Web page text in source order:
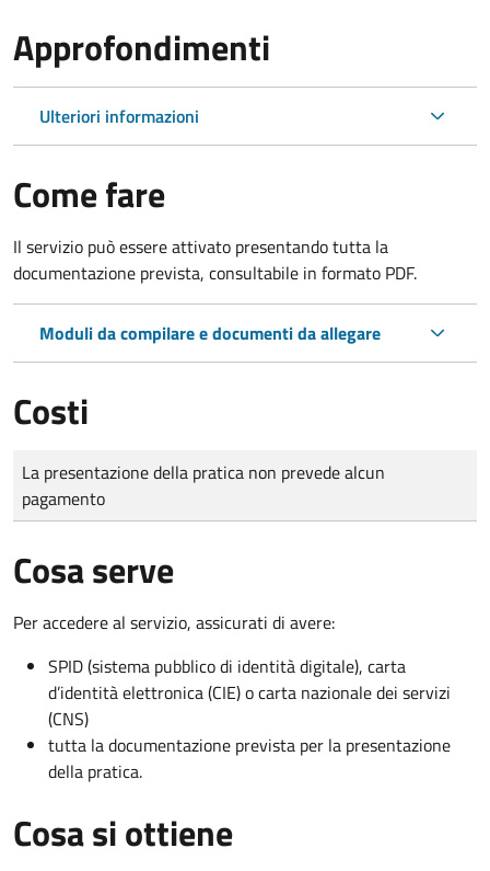
Approfondimenti
Ulteriori informazioni
Come fare
Il servizio può essere attivato presentando tutta la
documentazione prevista, consultabile in formato PDF.
Moduli da compilare e documenti da allegare
Costi
Tipo di pagamento
Importo
La presentazione della pratica non prevede alcun
pagamento
Cosa serve
Per accedere al servizio, assicurati di avere:
SPID (sistema pubblico di identità digitale), carta
d’identità elettronica (CIE) o carta nazionale dei servizi
(CNS)
tutta la documentazione prevista per la presentazione
della pratica.
Cosa si ottiene